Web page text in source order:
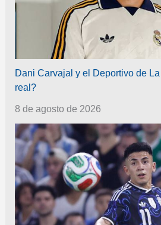
Dani Carvajal y el Deportivo de
real?
8 de agosto de 2026